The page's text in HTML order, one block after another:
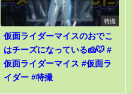
特撮
仮面ライダーマイスのおでこ
はチーズになっている🧀🐭 #
仮面ライダーマイス #仮面ラ
イダー #特撮